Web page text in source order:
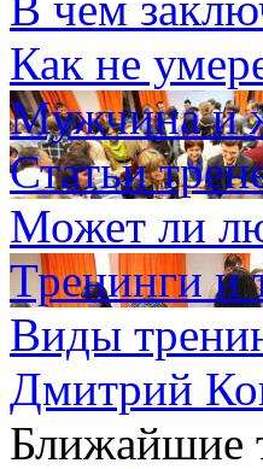
Как не
Мужчина и
Статьи
Может ли
Тренинги и
Виды
Дмитрий
Ближайшие